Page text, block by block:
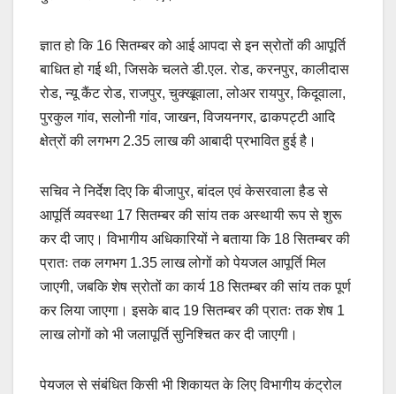
ज्ञात हो कि 16 सितम्बर को आई आपदा से इन स्रोतों की आपूर्ति
बाधित हो गई थी, जिसके चलते डी.एल. रोड, करनपुर, कालीदास
रोड, न्यू कैंट रोड, राजपुर, चुक्खूवाला, लोअर रायपुर, किदूवाला,
पुरकुल गांव, सलोनी गांव, जाखन, विजयनगर, ढाकपट्टी आदि
क्षेत्रों की लगभग 2.35 लाख की आबादी प्रभावित हुई है।
सचिव ने निर्देश दिए कि बीजापुर, बांदल एवं केसरवाला हैड से
आपूर्ति व्यवस्था 17 सितम्बर की सांय तक अस्थायी रूप से शुरू
कर दी जाए। विभागीय अधिकारियों ने बताया कि 18 सितम्बर की
प्रातः तक लगभग 1.35 लाख लोगों को पेयजल आपूर्ति मिल
जाएगी, जबकि शेष स्रोतों का कार्य 18 सितम्बर की सांय तक पूर्ण
कर लिया जाएगा। इसके बाद 19 सितम्बर की प्रातः तक शेष 1
लाख लोगों को भी जलापूर्ति सुनिश्चित कर दी जाएगी।
पेयजल से संबंधित किसी भी शिकायत के लिए विभागीय कंट्रोल